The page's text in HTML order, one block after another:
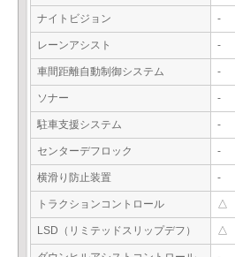
ナイトビジョン -
レーンアシスト -
車間距離自動制御システム -
ソナー -
駐車支援システム -
センターデフロック -
横滑り防止装置 -
トラクションコントロール △
LSD（リミテッドスリップデフ） △